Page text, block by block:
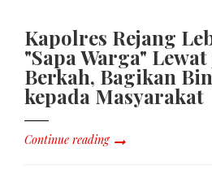
Kapolres Rejang
"Sapa Warga"
Berkah, Bagikan
kepada Masyarakat
Continue reading